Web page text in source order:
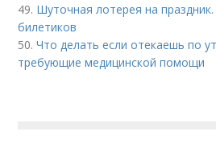
49. Шуточная лотерея на
билетиков
50.Что делать если отекаешь по
требующие медицинской помощи